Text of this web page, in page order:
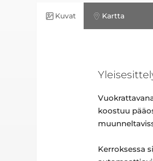
Kuvat Kartta
koostuu
Kerroksessa